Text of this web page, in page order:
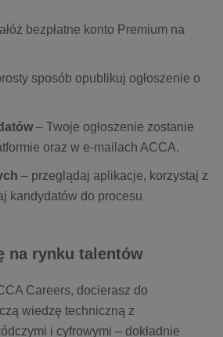
bezpłatne konto Premium na
sposób opublikuj ogłoszenie o
– Twoje ogłoszenie zostanie
oraz w e-mailach ACCA.
– przeglądaj aplikacje, korzystaj z
kandydatów do procesu
na rynku talentów
Careers, docierasz do
wiedzę techniczną z
i cyfrowymi – dokładnie